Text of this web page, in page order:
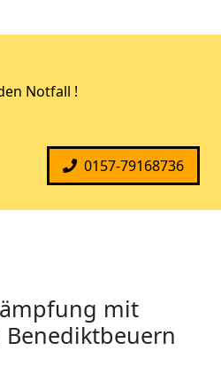
Notfall !
0157-79168736
mit